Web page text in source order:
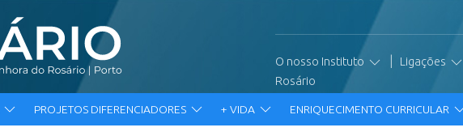
O nosso Instituto Ligações
Rosário
PROJETOS DIFERENCIADORES + VIDA ENRIQUECIMENTO CURRICULAR